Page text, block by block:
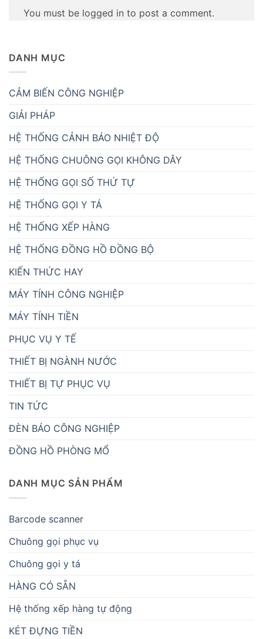
You must be logged in to post a comment.
DANH MỤC
CẢM BIẾN CÔNG NGHIỆP
GIẢI PHÁP
HỆ THỐNG CẢNH BÁO NHIỆT ĐỘ
HỆ THỐNG CHUÔNG GỌI KHÔNG DÂY
HỆ THỐNG GỌI SỐ THỨ TỰ
HỆ THỐNG GỌI Y TÁ
HỆ THỐNG XẾP HÀNG
HỆ THỐNG ĐỒNG HỒ ĐỒNG BỘ
KIẾN THỨC HAY
MÁY TÍNH CÔNG NGHIỆP
MÁY TÍNH TIỀN
PHỤC VỤ Y TẾ
THIẾT BỊ NGÀNH NƯỚC
THIẾT BỊ TỰ PHỤC VỤ
TIN TỨC
ĐÈN BÁO CÔNG NGHIỆP
ĐỒNG HỒ PHÒNG MỔ
DANH MỤC SẢN PHẨM
Barcode scanner
Chuông gọi phục vụ
Chuông gọi y tá
HÀNG CÓ SẴN
Hệ thống xếp hàng tự động
KÉT ĐỰNG TIỀN